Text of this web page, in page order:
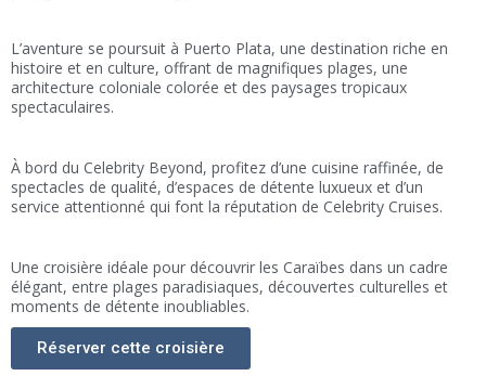
L’aventure se poursuit à Puerto Plata, une destination riche en
histoire et en culture, offrant de magnifiques plages, une
architecture coloniale colorée et des paysages tropicaux
spectaculaires.
À bord du Celebrity Beyond, profitez d’une cuisine raffinée, de
spectacles de qualité, d’espaces de détente luxueux et d’un
service attentionné qui font la réputation de Celebrity Cruises.
Une croisière idéale pour découvrir les Caraïbes dans un cadre
élégant, entre plages paradisiaques, découvertes culturelles et
moments de détente inoubliables.
Réserver cette croisière